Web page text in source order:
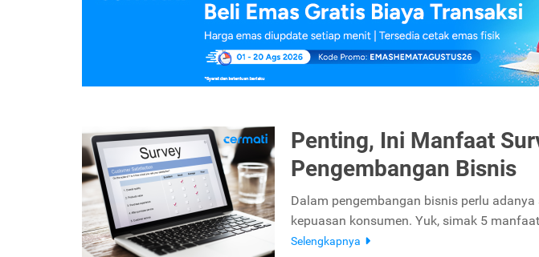
Penting, Ini Manfaat
Pengembangan Bisnis
Dalam pengembangan bisnis perlu
kepuasan konsumen. Yuk, simak 5
Selengkapnya